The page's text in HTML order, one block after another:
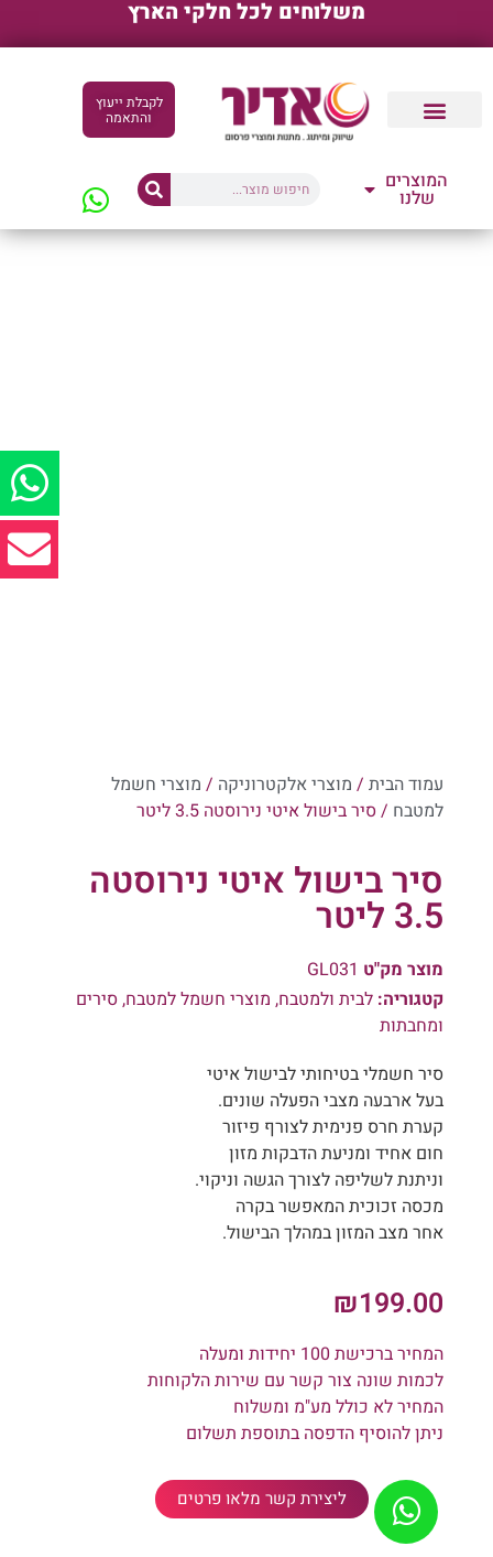
משלוחים לכל חלקי הארץ
לקבלת ייעוץ
והתאמה
המוצרים
שלנו
עמוד הבית/ מוצרי אלקטרוניקה / מוצרי חשמל
למטבח / סיר בישול איטי נירוסטה 3.5 ליטר
סיר בישול איטי נירוסטה
3.5 ליטר
מוצר מק"ט GL031
קטגוריה: לבית ולמטבח, מוצרי חשמל למטבח,סירים
ומחבתות
סיר חשמלי בטיחותי לבישול איטי
בעל ארבעה מצבי הפעלה שונים.
קערת חרס פנימית לצורף פיזור
חום אחיד ומניעת הדבקות מזון
וניתנת לשליפה לצורך הגשה וניקוי.
מכסה זכוכית המאפשר בקרה
אחר מצב המזון במהלך הבישול.
₪199.00
המחיר ברכישת 100 יחידות ומעלה
לכמות שונה צור קשר עם שירות הלקוחות
המחיר לא כולל מע"מ ומשלוח
ניתן להוסיף הדפסה בתוספת תשלום
ליצירת קשר מלאו פרטים